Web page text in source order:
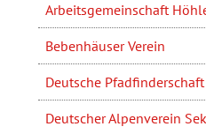
Arbeitsgemeinschaft
Bebenhäuser Verein
Deutsche
Deutscher Alpenverein